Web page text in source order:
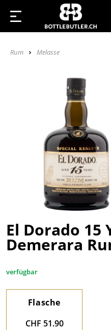
Rum Melasse
El Dorado 15
Demerara
verfügbar
Flasche
CHF 51.90